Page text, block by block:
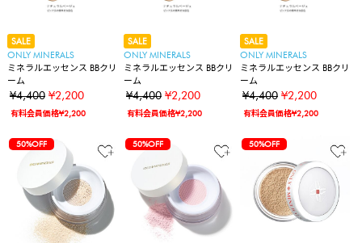
SALE
ONLY MINERALS
ミネラルエッセンス BBクリ
ーム
¥4,400 ¥2,200
有料会員価格¥2,200
SALE
ONLY MINERALS
ミネラルエッセンス BBクリ
ーム
¥4,400 ¥2,200
有料会員価格¥2,200
SALE
ONLY MINERALS
ミネラルエッセンス BBクリ
ーム
¥4,400 ¥2,200
有料会員価格¥2,200
50%OFF 50%OFF 50%OFF